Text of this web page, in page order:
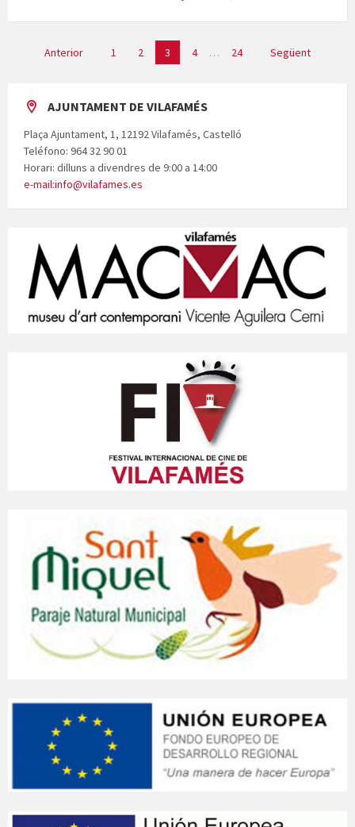
Paginació
entrades
Anterior 1 2 3 4 … 24 Següent
AJUNTAMENT DE VILAFAMÉS
Plaça Ajuntament, 1, 12192 Vilafamés, Castelló
Teléfono: 964 32 90 01
Horari: dilluns a divendres de 9:00 a 14:00
e-mail:info@vilafames.es